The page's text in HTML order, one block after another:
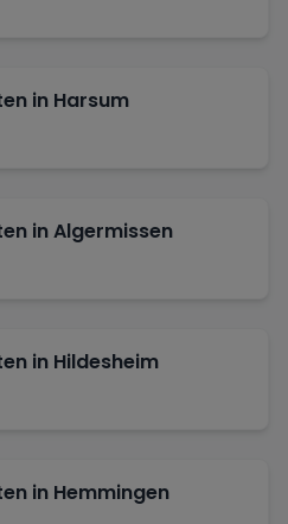
in Harsum
inAlgermissen
in Hildesheim
in Hemmingen